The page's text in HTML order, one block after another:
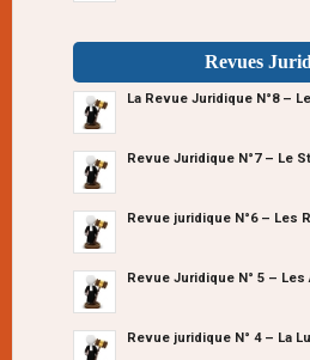
Revues
La Revue Juridique N°8 –
Revue Juridique N°7 – Le
Revue juridique N°6 – Les
Revue Juridique N° 5 –
Revue juridique N° 4 – La